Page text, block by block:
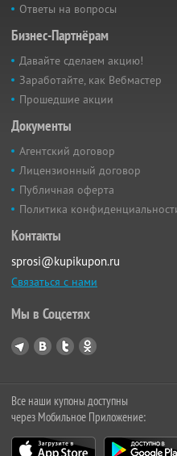
Ответы на вопросы
Бизнес-Партнёрам
Давайте сделаем акцию!
Заработайте, как Вебмастер
Прошедшие акции
Документы
Агентский договор
Лицензионный договор
Публичная оферта
Политика
Контакты
sprosi@kupikupon.ru
Связаться с нами
Мы в Соцсетях
Все наши купоны доступны
через Мобильное Приложение: